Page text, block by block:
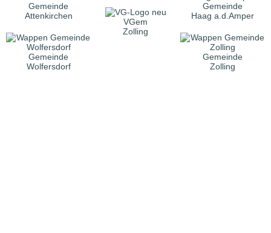
Gemeinde
Attenkirchen
VGem
Zolling
Gemeinde
Haag a.d.Amper
Gemeinde
Wolfersdorf
Gemeinde
Zolling